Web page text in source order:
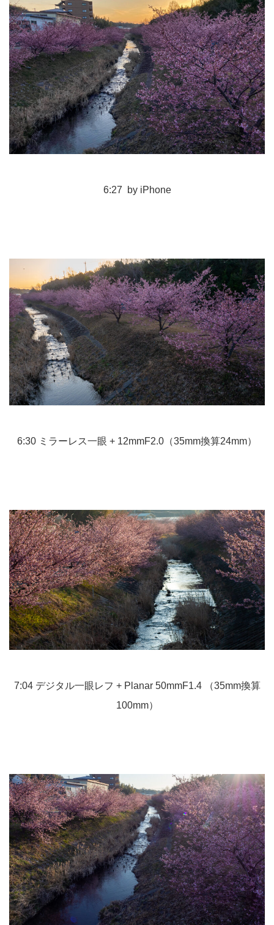
6:27 by iPhone
6:30 ミラーレス一眼 + 12mmF2.0（35mm換算24mm）
7:04 デジタル一眼レフ + Planar 50mmF1.4 （35mm換算
100mm）